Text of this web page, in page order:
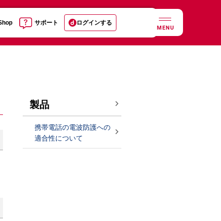
サポート ログインする
MENU
製品
携帯電話の電波防護への
適合性について